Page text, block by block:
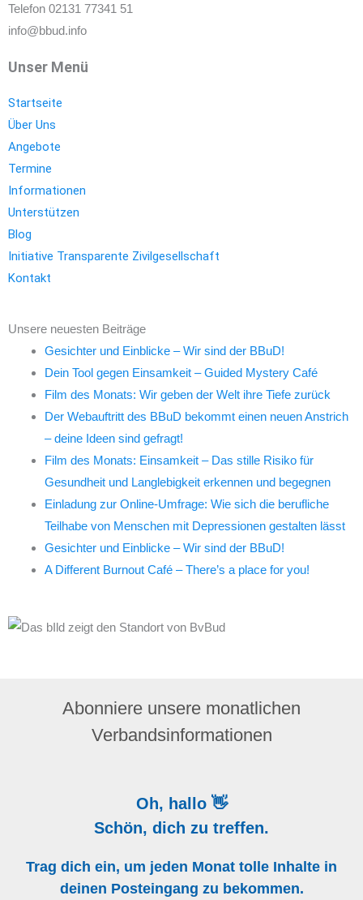
Telefon 02131 77341 51
info@bbud.info
Unser Menü
Startseite
Über Uns
Angebote
Termine
Informationen
Unterstützen
Blog
Initiative Transparente Zivilgesellschaft
Kontakt
Unsere neuesten Beiträge
Gesichter und Einblicke – Wir sind der BBuD!
Dein Tool gegen Einsamkeit – Guided Mystery Café
Film des Monats: Wir geben der Welt ihre Tiefe zurück
Der Webauftritt des BBuD bekommt einen neuen Anstrich
– deine Ideen sind gefragt!
Film des Monats: Einsamkeit – Das stille Risiko für
Gesundheit und Langlebigkeit erkennen und begegnen
Einladung zur Online-Umfrage: Wie sich die berufliche
Teilhabe von Menschen mit Depressionen gestalten lässt
Gesichter und Einblicke – Wir sind der BBuD!
A Different Burnout Café – There’s a place for you!
Abonniere unsere monatlichen
Verbandsinformationen
Oh, hallo 👋
Schön, dich zu treffen.
Trag dich ein, um jeden Monat tolle Inhalte in
deinen Posteingang zu bekommen.